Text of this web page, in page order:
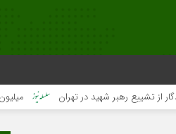
رهبر شهید در تهران میلیون‌ها